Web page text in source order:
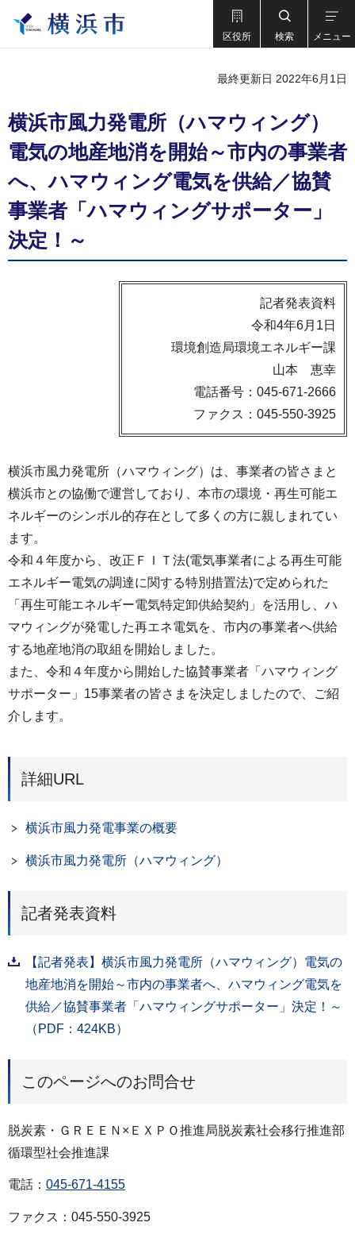
区役所 検索 メニュー
最終更新日 2022年6月1日
横浜市風力発電所（ハマウィング）
電気の地産地消を開始～市内の事業者
へ、ハマウィング電気を供給／協賛
事業者「ハマウィングサポーター」
決定！～
記者発表資料
令和4年6月1日
環境創造局環境エネルギー課
山本 恵幸
電話番号：045-671-2666
ファクス：045-550-3925
横浜市風力発電所（ハマウィング）は、事業者の皆さまと
横浜市との協働で運営しており、本市の環境・再生可能エ
ネルギーのシンボル的存在として多くの方に親しまれてい
ます。
令和４年度から、改正ＦＩＴ法(電気事業者による再生可能
エネルギー電気の調達に関する特別措置法)で定められた
「再生可能エネルギー電気特定卸供給契約」を活用し、ハ
マウィングが発電した再エネ電気を、市内の事業者へ供給
する地産地消の取組を開始しました。
また、令和４年度から開始した協賛事業者「ハマウィング
サポーター」15事業者の皆さまを決定しましたので、ご紹
介します。
詳細URL
横浜市風力発電事業の概要
横浜市風力発電所（ハマウィング）
記者発表資料
【記者発表】横浜市風力発電所（ハマウィング）電気の
地産地消を開始～市内の事業者へ、ハマウィング電気を
供給／協賛事業者「ハマウィングサポーター」決定！～
（PDF：424KB）
このページへのお問合せ
脱炭素・ＧＲＥＥＮ×ＥＸＰＯ推進局脱炭素社会移行推進部
循環型社会推進課
電話： 045-671-4155
ファクス：045-550-3925